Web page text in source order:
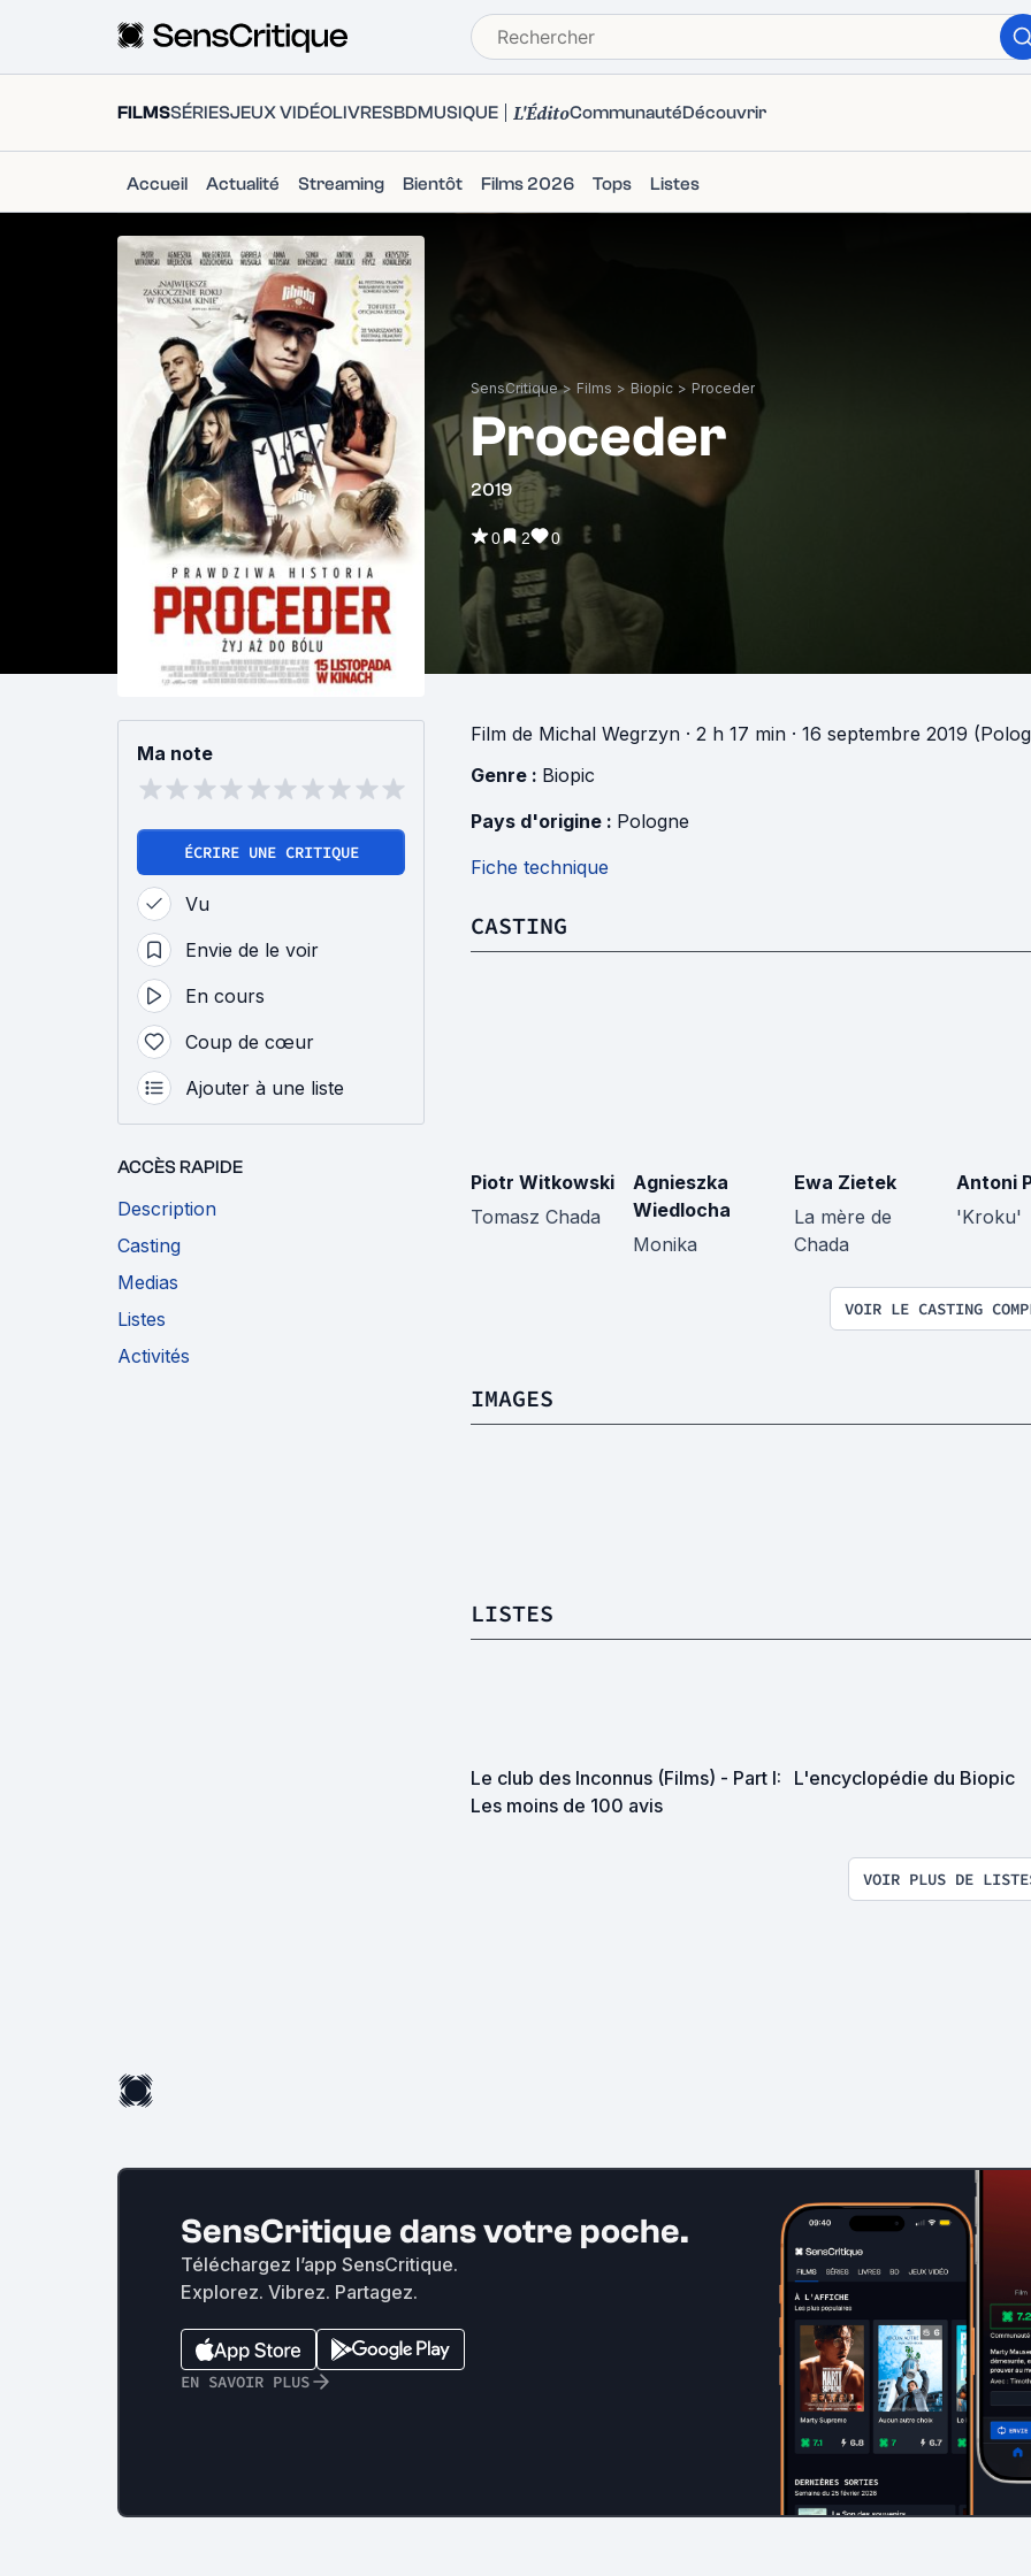
FILMSSÉRIESJEUX VIDÉOLIVRESBDMUSIQUE L'ÉditoCommunautéDécouvrir
Accueil Actualité Streaming Bientôt Films 2026 Tops Listes
SensCritique > Films > Biopic > Proceder
Proceder
2019
0 2 0
Ma note
ÉCRIRE UNE CRITIQUE
Vu
Envie de le voir
En cours
Coup de cœur
Ajouter à une liste
ACCÈS RAPIDE
Description
Casting
Medias
Listes
Activités
Film de Michal Wegrzyn · 2 h 17 min · 16 septembre 2019
Genre : Biopic
Pays d'origine : Pologne
Fiche technique
CASTING
Piotr Witkowski
Tomasz Chada
Agnieszka
Wiedlocha
Monika
Ewa Zietek
La mère de
Chada
Antoni
'Kroku'
VOIR LE CASTING
IMAGES
LISTES
Le club des Inconnus (Films) - Part I:
Les moins de 100 avis
L'encyclopédie du Biopic
VOIR PLUS DE
SensCritique dans votre poche.
Téléchargez l’app SensCritique.
Explorez. Vibrez. Partagez.
EN SAVOIR PLUS